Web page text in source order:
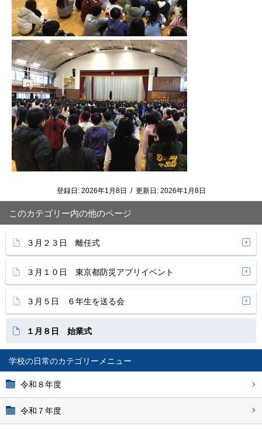
学校の日常
令和８年度
令和７年度
登録日: 2026年1月8日 / 更新日: 2026年1月8日
このカテゴリー内の他のページ
３月２３日 離任式
３月１０日 東京都防災アプリイベント
３月５日 ６年生を送る会
１月８日 始業式